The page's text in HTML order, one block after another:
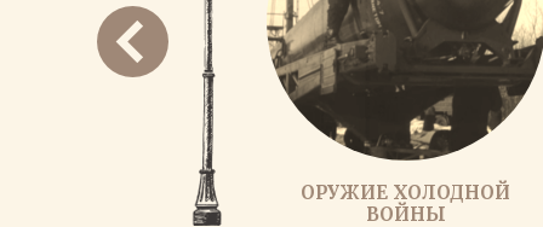
ОРУЖИЕ ХОЛОДНОЙ
ВОЙНЫ